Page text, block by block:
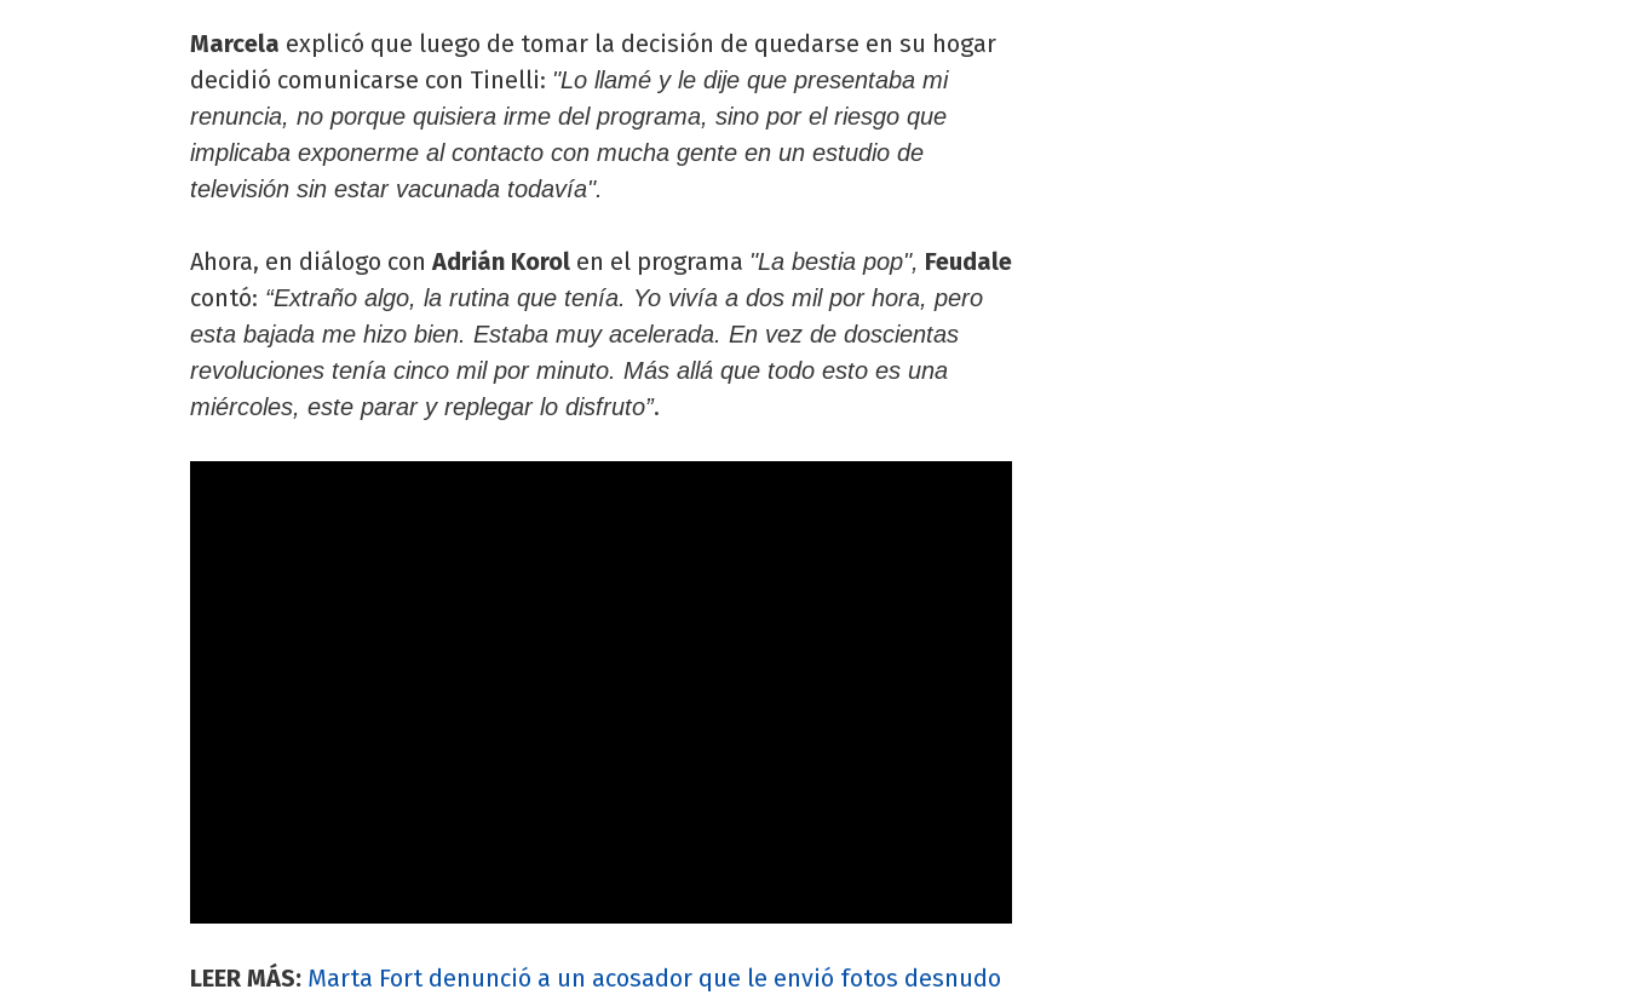
Marcela explicó que luego de tomar la decisión de quedarse en su hogar
decidió comunicarse con Tinelli: "Lo llamé y le dije que presentaba mi
renuncia, no porque quisiera irme del programa, sino por el riesgo que
implicaba exponerme al contacto con mucha gente en un estudio de
televisión sin estar vacunada todavía".
Ahora, en diálogo conAdrián Korol en el programa "La bestia pop", Feudale
contó: “Extraño algo, la rutina que tenía. Yo vivía a dos mil por hora, pero
esta bajada me hizo bien. Estaba muy acelerada. En vez de doscientas
revoluciones tenía cinco mil por minuto. Más allá que todo esto es una
miércoles, este parar y replegar lo disfruto”.
LEER MÁS: Marta Fort denunció a un acosador que le envió fotos desnudo